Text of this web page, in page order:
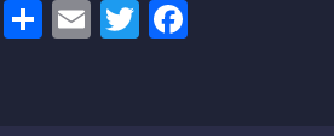
Facebook
Twitter